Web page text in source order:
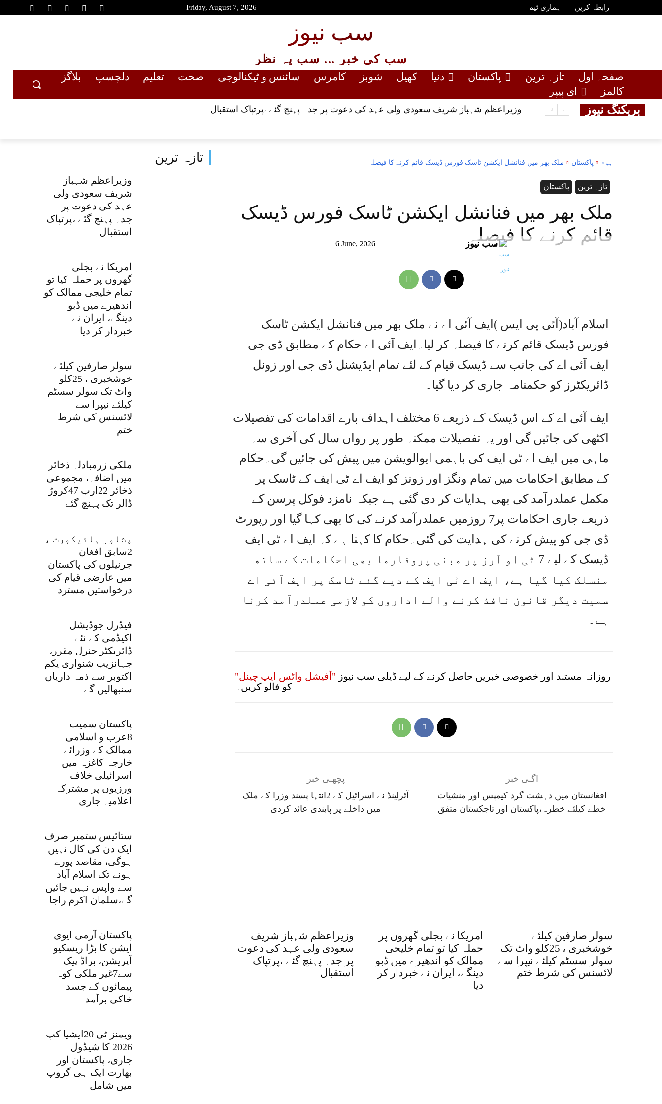
Friday, August 7, 2026 رابطہ کریں ہماری ٹیم
سب نیوز
سب کی خبر ... سب پہ نظر
صفحہ اول تازہ ترین پاکستان دنیا کھیل شوبز کامرس سائنس و ٹیکنالوجی صحت تعلیم دلچسپ
بلاگز
کالمز
ای پیپر
بریکنگ نیوز وزیراعظم شہباز شریف سعودی ولی عہد کی دعوت پر جدہ پہنچ گئے ،پرتپاک استقبال
تازہ ترین
وزیراعظم شہباز
شریف سعودی ولی
عہد کی دعوت پر
جدہ پہنچ گئے ،پرتپاک
استقبال
امریکا نے بجلی
گھروں پر حملہ کیا تو
تمام خلیجی ممالک کو
اندھیرے میں ڈبو
دینگے، ایران نے
خبردار کر دیا
سولر صارفین کیلئے
خوشخبری ، 25کلو
واٹ تک سولر سسٹم
کیلئے نیپرا سے
لائسنس کی شرط
ختم
ملکی زرمبادلہ ذخائر
میں اضافہ، مجموعی
ذخائر 22ارب 47کروڑ
ڈالر تک پہنچ گئے
پشاور ہائیکورٹ ،
2سابق افغان
جرنیلوں کی پاکستان
میں عارضی قیام کی
درخواستیں مسترد
فیڈرل جوڈیشل
اکیڈمی کے نئے
ڈائریکٹر جنرل مقرر،
جہانزیب شنواری یکم
اکتوبر سے ذمہ داریاں
سنبھالیں گے
پاکستان سمیت
8عرب و اسلامی
ممالک کے وزرائے
خارجہ کاغزہ میں
اسرائیلی خلاف
ورزیوں پر مشترکہ
اعلامیہ جاری
ستائیس ستمبر صرف
ایک دن کی کال نہیں
ہوگی، مقاصد پورے
ہونے تک اسلام آباد
سے واپس نہیں جائیں
گے،سلمان اکرم راجا
پاکستان آرمی ایوی
ایشن کا بڑا ریسکیو
آپریشن، براڈ پیک
سے7غیر ملکی کوہ
پیمائوں کے جسد
خاکی برآمد
ویمنز ٹی 20ایشیا کپ
2026 کا شیڈول
جاری، پاکستان اور
بھارت ایک ہی گروپ
میں شامل
ہوم پاکستان ملک بھر میں فنانشل ایکشن ٹاسک فورس ڈیسک قائم کرنے کا فیصلہ
پاکستان تازہ ترین
ملک بھر میں فنانشل ایکشن ٹاسک فورس ڈیسک
قائم کرنے کا فیصلہ
6 June, 2026 سب نیوز
اسلام آباد(آئی پی ایس )ایف آئی اے نے ملک بھر میں فنانشل ایکشن ٹاسک
فورس ڈیسک قائم کرنے کا فیصلہ کر لیا۔ایف آئی اے حکام کے مطابق ڈی جی
ایف آئی اے کی جانب سے ڈیسک قیام کے لئے تمام ایڈیشنل ڈی جی اور زونل
ڈائریکٹرز کو حکمنامہ جاری کر دیا گیا۔
ایف آئی اے کے اس ڈیسک کے ذریعے 6 مختلف اہداف بارے اقدامات کی تفصیلات
اکٹھی کی جائیں گی اور یہ تفصیلات ممکنہ طور پر رواں سال کی آخری سہ
ماہی میں ایف اے ٹی ایف کی باہمی ایوالویشن میں پیش کی جائیں گی۔حکام
کے مطابق احکامات میں تمام ونگز اور زونز کو ایف اے ٹی ایف کے ٹاسک پر
مکمل عملدرآمد کی بھی ہدایات کر دی گئی ہے جبکہ نامزد فوکل پرسن کے
ذریعے جاری احکامات پر7 روزمیں عملدرآمد کرنے کی کا بھی کہا گیا اور رپورٹ
ڈی جی کو پیش کرنے کی ہدایت کی گئی۔حکام کا کہنا ہے کہ ایف اے ٹی ایف
ڈیسک کے لیے 7 ٹی او آرز پر مبنی پروفارما بھی احکامات کے ساتھ
منسلک کیا گیا ہے، ایف اے ٹی ایف کے دیے گئے ٹاسک پر ایف آئی اے
سمیت دیگر قانون نافذ کرنے والے اداروں کو لازمی عملدرآمد کرنا
ہے۔
روزانہ مستند اور خصوصی خبریں حاصل کرنے کے لیے ڈیلی سب نیوز "آفیشل واٹس ایپ چینل"
کو فالو کریں۔
پچھلی خبر
آئرلینڈ نے اسرائیل کے 2انتہا پسند وزرا کے ملک
میں داخلے پر پابندی عائد کردی
اگلی خبر
افغانستان میں دہشت گرد کیمپس اور منشیات
خطے کیلئے خطرہ،پاکستان اور تاجکستان متفق
وزیراعظم شہباز شریف
سعودی ولی عہد کی دعوت
پر جدہ پہنچ گئے ،پرتپاک
استقبال
امریکا نے بجلی گھروں پر
حملہ کیا تو تمام خلیجی
ممالک کو اندھیرے میں ڈبو
دینگے، ایران نے خبردار کر
دیا
سولر صارفین کیلئے
خوشخبری ، 25کلو واٹ تک
سولر سسٹم کیلئے نیپرا سے
لائسنس کی شرط ختم